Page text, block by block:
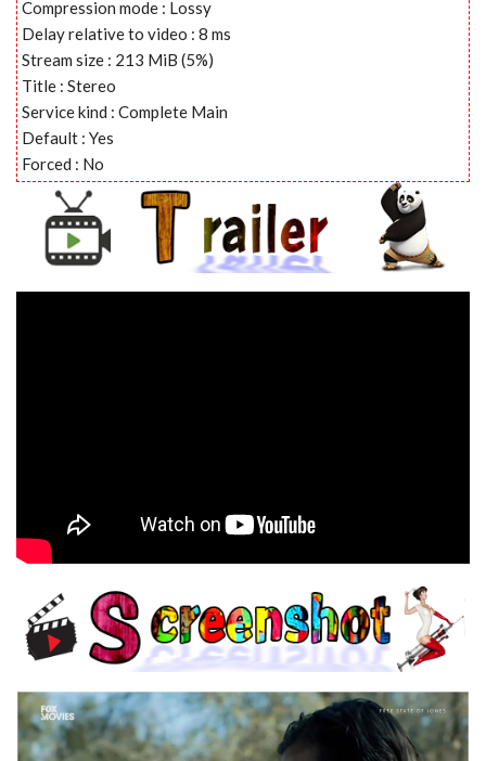
Compression mode : Lossy
Delay relative to video : 8 ms
Stream size : 213 MiB (5%)
Title : Stereo
Service kind : Complete Main
Default : Yes
Forced : No